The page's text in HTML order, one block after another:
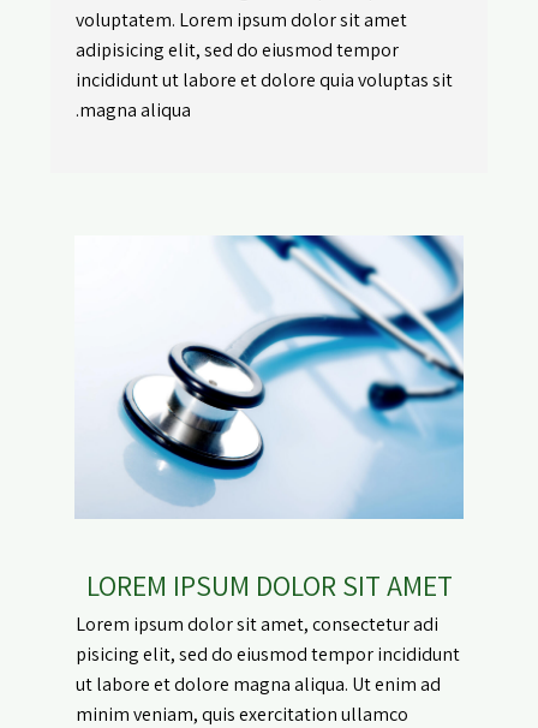
voluptatem. Lorem ipsum dolor sit amet
adipisicing elit, sed do eiusmod tempor
incididunt ut labore et dolore quia voluptas sit
magna aliqua.
LOREM IPSUM DOLOR SIT AMET
Lorem ipsum dolor sit amet, consectetur adi
pisicing elit, sed do eiusmod tempor incididunt
ut labore et dolore magna aliqua. Ut enim ad
minim veniam, quis exercitation ullamco